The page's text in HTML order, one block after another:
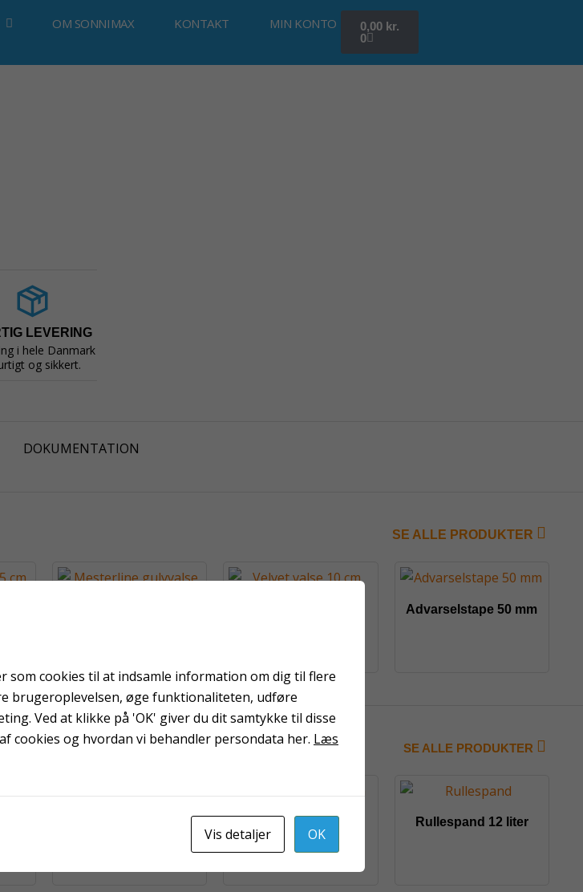
OM SONNIMAX KONTAKT MIN KONTO 0,00 kr.
0
LEVERING
i hele Danmark
og sikkert.
DOKUMENTATION
SE ALLE PRODUKTER
Advarselstape 50 mm
SE ALLE PRODUKTER
Topline valse 25 cm Rullespand 12 liter
cookies til at indsamle information om dig til flere
brugeroplevelsen, øge funktionaliteten, udføre
Ved at klikke på 'OK' giver du dit samtykke til disse
cookies og hvordan vi behandler persondata her. Læs
Vis detaljer OK